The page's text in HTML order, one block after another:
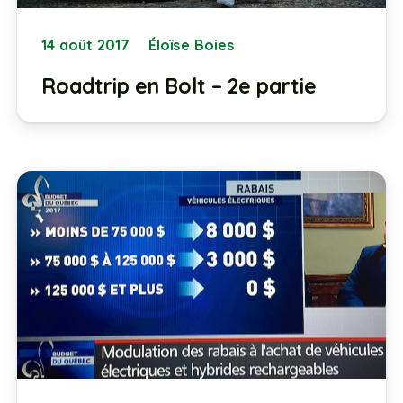
14 août 2017 Éloïse Boies
Roadtrip en Bolt – 2e partie